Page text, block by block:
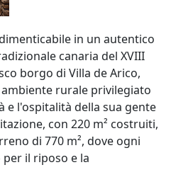
in un autentico
canaria del XVIII
borgo di Villa de Arico,
rurale privilegiato
e l'ospitalità della sua gente
con 220 m² costruiti,
di 770 m², dove ogni
il riposo e la